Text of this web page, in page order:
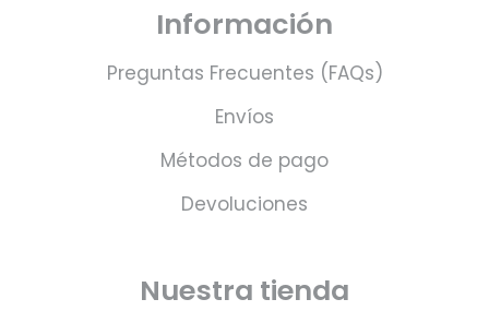
Información
Preguntas Frecuentes (FAQs)
Envíos
Métodos de pago
Devoluciones
Nuestra tienda